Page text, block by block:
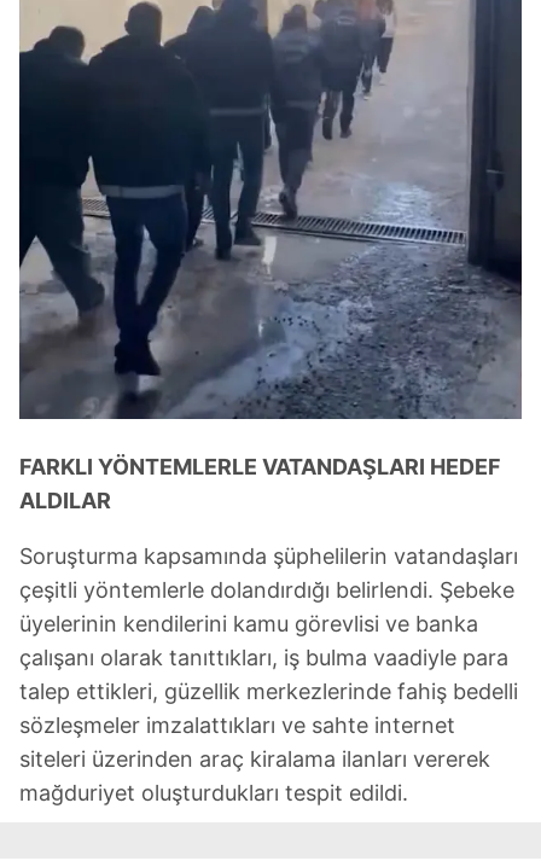
FARKLI YÖNTEMLERLE VATANDAŞLARI HEDEF
ALDILAR
Soruşturma kapsamında şüphelilerin vatandaşları
çeşitli yöntemlerle dolandırdığı belirlendi. Şebeke
üyelerinin kendilerini kamu görevlisi ve banka
çalışanı olarak tanıttıkları, iş bulma vaadiyle para
talep ettikleri, güzellik merkezlerinde fahiş bedelli
sözleşmeler imzalattıkları ve sahte internet
siteleri üzerinden araç kiralama ilanları vererek
mağduriyet oluşturdukları tespit edildi.